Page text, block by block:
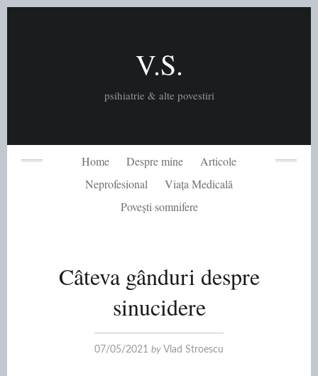
V.S.
psihiatrie & alte povestiri
Home Despre mine
Articole
Neprofesional
Viața Medicală
Povești somnifere
Câteva gânduri despre
sinucidere
07/05/2021 by Vlad Stroescu